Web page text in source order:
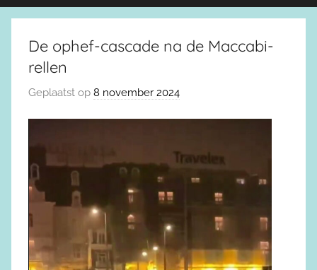
De ophef-cascade na de Maccabi-
rellen
Geplaatst op 8 november 2024